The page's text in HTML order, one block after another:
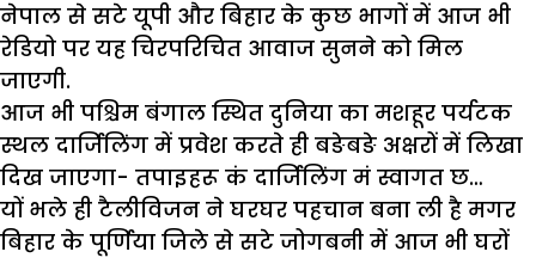
नेपाल से सटे यूपी और बिहार के कुछ भागों में आज भी
रेडियो पर यह चिरपरिचित आवाज सुनने को मिल
जाएगी.
आज भी पश्चिम बंगाल स्थित दुनिया का मशहूर पर्यटक
स्थल दार्जिलिंग में प्रवेश करते ही बङेबङे अक्षरों में लिखा
दिख जाएगा- तपाइहरू कं दार्जिलिंग मं स्वागत छ…
यों भले ही टैलीविजन ने घरघर पहचान बना ली है मगर
बिहार के पूर्णिया जिले से सटे जोगबनी में आज भी घरों